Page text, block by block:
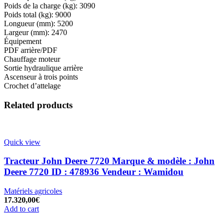
Poids de la charge (kg): 3090
Poids total (kg): 9000
Longueur (mm): 5200
Largeur (mm): 2470
Équipement
PDF arrière/PDF
Chauffage moteur
Sortie hydraulique arrière
Ascenseur à trois points
Crochet d’attelage
Related products
Quick view
Tracteur John Deere 7720 Marque & modèle : John
Deere 7720 ID : 478936 Vendeur : Wamidou
Matériels agricoles
17.320,00€
Add to cart